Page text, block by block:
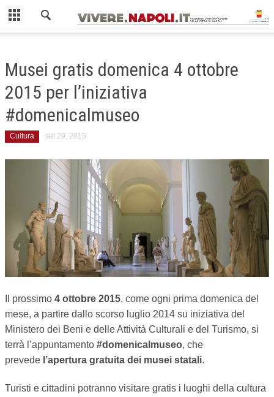
Chiudi
AMBIENTE
COME FARE LA RACCOLTA DIFFERENZIATA
ISOLE ECOLOGICHE
MOBILITÀ
GUIDA AI MEZZI PUBBLICI
ZTL NAPOLI
SCUOLA
TEMPO LIBERO
CULTURA
Musei gratis domenica 4 ottobre
2015 per l’iniziativa
#domenicalmuseo
Cultura set 29, 2015
Il prossimo 4 ottobre 2015, come ogni prima domenica del
mese, a partire dallo scorso luglio 2014 su iniziativa del
Ministero dei Beni e delle Attività Culturali e del Turismo, si
terrà l’appuntamento #domenicalmuseo, che
prevede l’apertura gratuita dei musei statali.
Turisti e cittadini potranno visitare gratis i luoghi della cultura